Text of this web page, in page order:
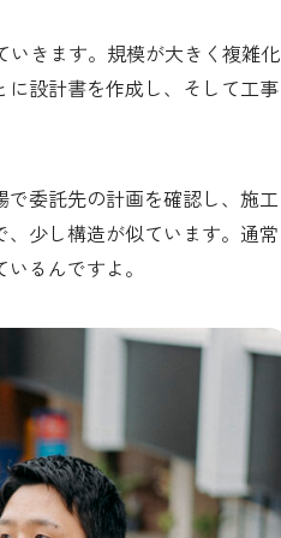
きます。規模が大きく複雑化
設計書を作成し、そして工事
委託先の計画を確認し、施工
少し構造が似ています。通常
るんですよ。